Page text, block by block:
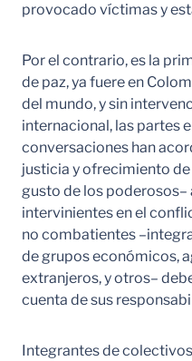
provocado víctimas y
Por el contrario, es la
de paz, ya fuere en
del mundo, y sin
internacional, las partes
conversaciones han
justicia y ofrecimiento
gusto de los poderosos–
intervinientes en el
no combatientes
de grupos económicos,
extranjeros, y otros–
cuenta de sus
Integrantes de